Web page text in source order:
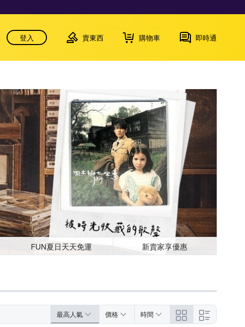
登入 賣東西 購物車 即時通
FUN夏日天天免運 新賣家享優惠
最高人氣 價格 時間